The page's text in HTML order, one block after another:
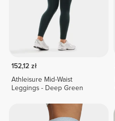
152,12 zł
Athleisure Mid-Waist
Leggings - Deep Green